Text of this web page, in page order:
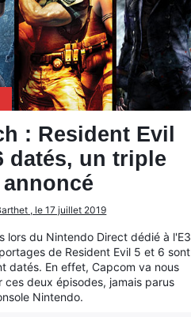
: Resident Evil
datés, un triple
, le 17 juillet 2019
lors du Nintendo Direct dédié à l'E3
de Resident Evil 5 et 6 sont
datés. En effet, Capcom va nous
ces deux épisodes, jamais parus
Nintendo.